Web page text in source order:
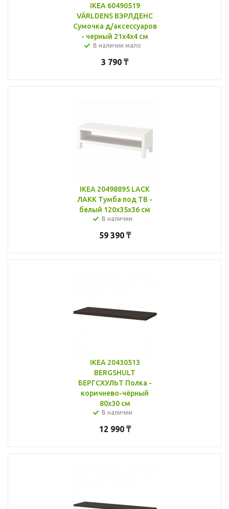
IKEA 60490519
VÄRLDENS ВЭРЛДЕНС
Сумочка д/аксессуаров
- черный 21x4x4 см
В наличии мало
3 790 ₸
IKEA 20498895 LACK
ЛАКК Тумба под ТВ -
белый 120x35x36 см
В наличии
59 390₸
IKEA 20430513
BERGSHULT
БЕРГСХУЛЬТ Полка -
коричнево-чёрный
80x30 см
В наличии
12 990₸